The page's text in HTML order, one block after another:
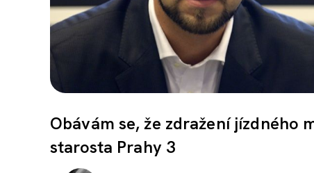
Obávám se, že zdražení jízdného
starosta Prahy 3